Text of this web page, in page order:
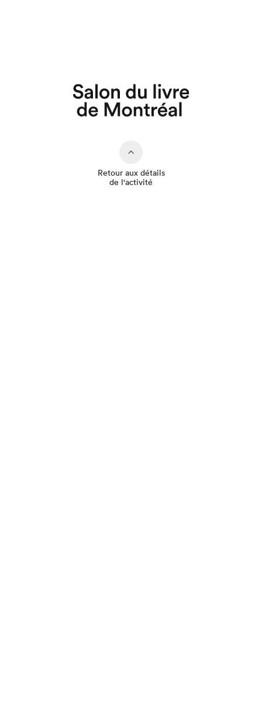
Que cherchez-vous?
Retour aux détails
de l'activité